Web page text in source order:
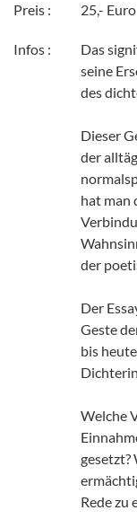
Preis : 25,- Euro
Infos :
Das
seine
des
Dieser
der
hat man
der
Der
Geste
bis
Welche
gesetzt?
Rede zu